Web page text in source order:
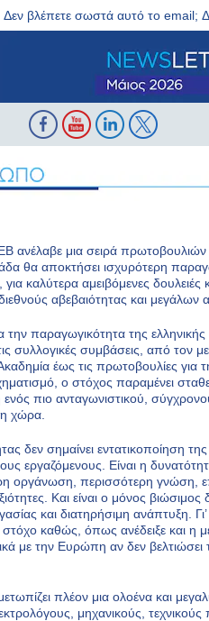
Δεν βλέπετε σωστά αυτό το email;
ανέλαβε μια σειρά
θα αποκτήσει ισχυρότερη
καλύτερα αμειβόμενες δουλειές
αβεβαιότητας και μεγάλων
παραγωγικότητα της ελληνικής
συλλογικές συμβάσεις, από τον
έως τις πρωτοβουλίες για
ο στόχος παραμένει
πιο ανταγωνιστικού,
χώρα.
δεν σημαίνει εντατικοποίηση
εργαζόμενους. Είναι η
οργάνωση, περισσότερη γνώση,
Και είναι ο μόνος
και διατηρήσιμη ανάπτυξη.
στόχο καθώς, όπως ανέδειξε και η
με την Ευρώπη αν δεν
πλέον μια ολοένα και
μηχανικούς,